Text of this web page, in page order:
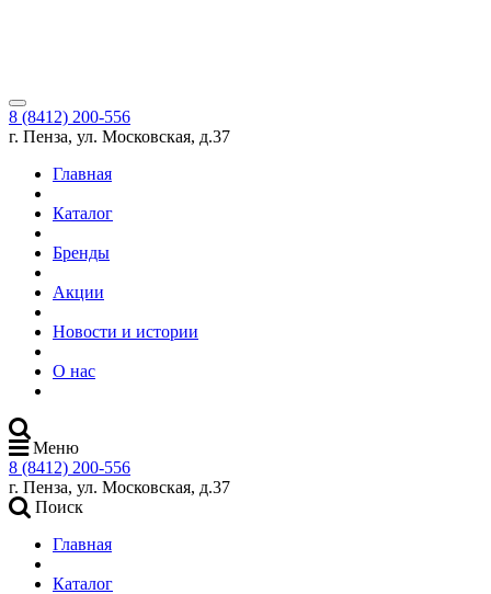
8 (8412) 200-556
г. Пенза, ул. Московская, д.37
Главная
Каталог
Бренды
Акции
Новости и истории
О нас
Меню
8 (8412) 200-556
г. Пенза, ул. Московская, д.37
Поиск
Главная
Каталог